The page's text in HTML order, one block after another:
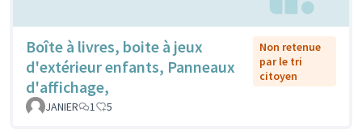
Boîte à livres, boite à jeux
d'extérieur enfants, Panneaux
d'affichage,
Non retenue
par le tri
citoyen
JANIER 1 5